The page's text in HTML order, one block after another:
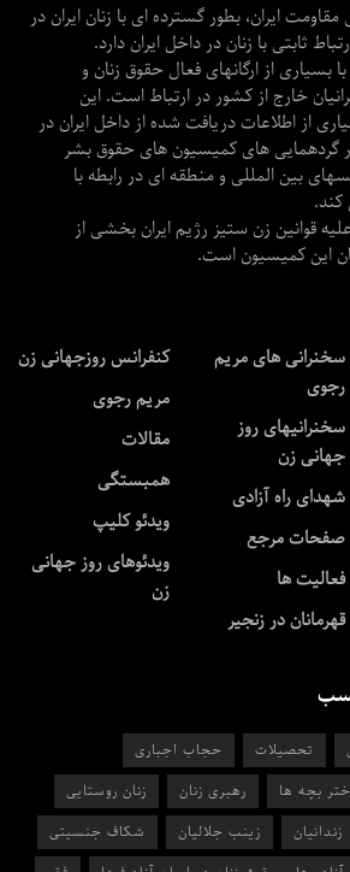
ایران، بطور گسترده ای با زنان ایران در
ثابتی با زنان در داخل ایران دارد.
بسیاری از ارگانهای فعال حقوق زنان و
خارج از کشور در ارتباط است. این
از اطلاعات دریافت شده از داخل ایران در
گردهمایی های کمیسیون های حقوق بشر
بین المللی و منطقه ای در رابطه با
قوانین زن ستیز رژیم ایران بخشی از
این کمیسیون است.
سخنرانی های مریم
رجوی
سخنرانیهای روز
جهانی زن
شهدای راه آزادی
صفحات مرجع
فعالیت ها
قهرمانان در زنجیر
کنفرانس روزجهانی زن
مریم رجوی
مقالات
همبستگی
ویدئو کلیپ
ویدئوهای روز جهانی
زن
تحصیلات
حجاب اجباری
بچه ها رهبری زنان
زنان روستایی
زندانیان زینب جلالیان
شکاف جنسیتی